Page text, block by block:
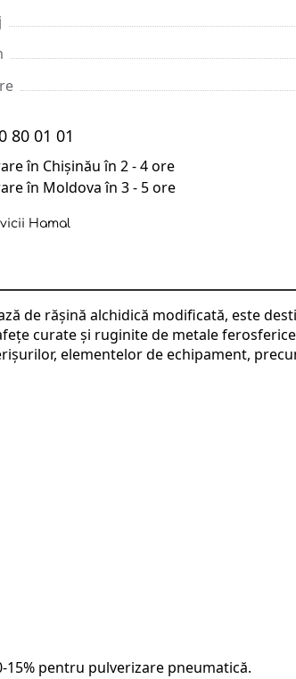
80 01 01
în Chișinău în 2 - 4 ore
în Moldova în 3 - 5 ore
Hamal
de rășină alchidică modificată, este
curate și ruginite de metale
elementelor de echipament,
pentru pulverizare pneumatică.